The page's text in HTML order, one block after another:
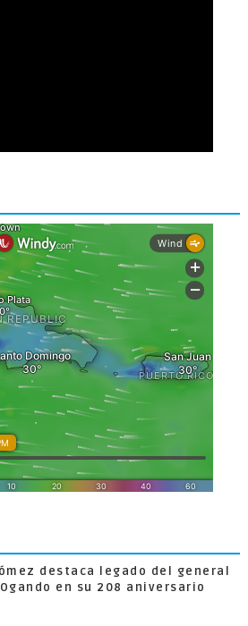
destaca legado del general
en su 208 aniversario